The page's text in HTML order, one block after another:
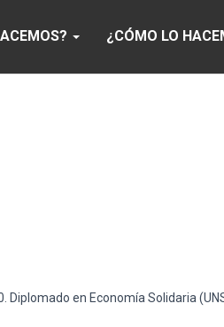
¿CÓMO LO
Diplomado en Economía Solidaria